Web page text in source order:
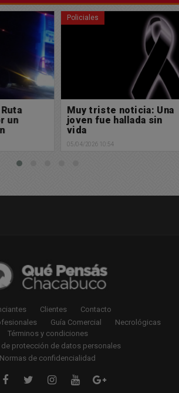
Policiales
Muy triste noticia: Una
joven fue hallada sin
vida
05/04/2026 10:54
Clientes
Contacto
Guía Comercial
Necrológicas
Términos y condiciones
de protección de datos personales
Normas de confidencialidad